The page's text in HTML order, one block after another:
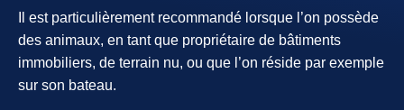
Il est particulièrement recommandé lorsque l’on possède
des animaux, en tant que propriétaire de bâtiments
immobiliers, de terrain nu, ou que l’on réside par exemple
sur son bateau.